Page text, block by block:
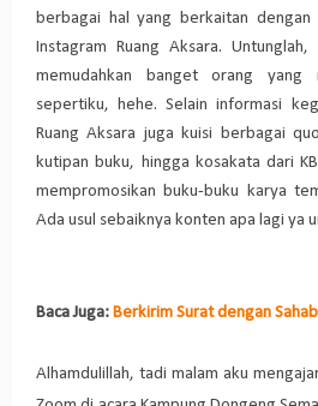
berbagai hal yang berkaitan dengan
Instagram Ruang Aksara.
memudahkan banget orang yang
sepertiku, hehe. Selain informasi
Ruang Aksara juga kuisi berbagai
kutipan buku, hingga kosakata dari
mempromosikan buku-buku karya
Ada usul sebaiknya konten apa lagi ya
Baca Juga: Berkirim Surat dengan
Alhamdulillah, tadi malam aku